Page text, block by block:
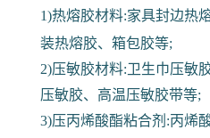
1)热熔胶材料:家具封边热
装热熔胶、箱包胶等;
2)压敏胶材料:卫生巾压敏
压敏胶、高温压敏胶带等;
3)压丙烯酸酯粘合剂:丙烯